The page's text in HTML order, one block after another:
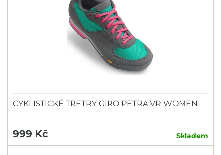
CYKLISTICKÉ TRETRY GIRO PETRA VR WOMEN
999 Kč Skladem